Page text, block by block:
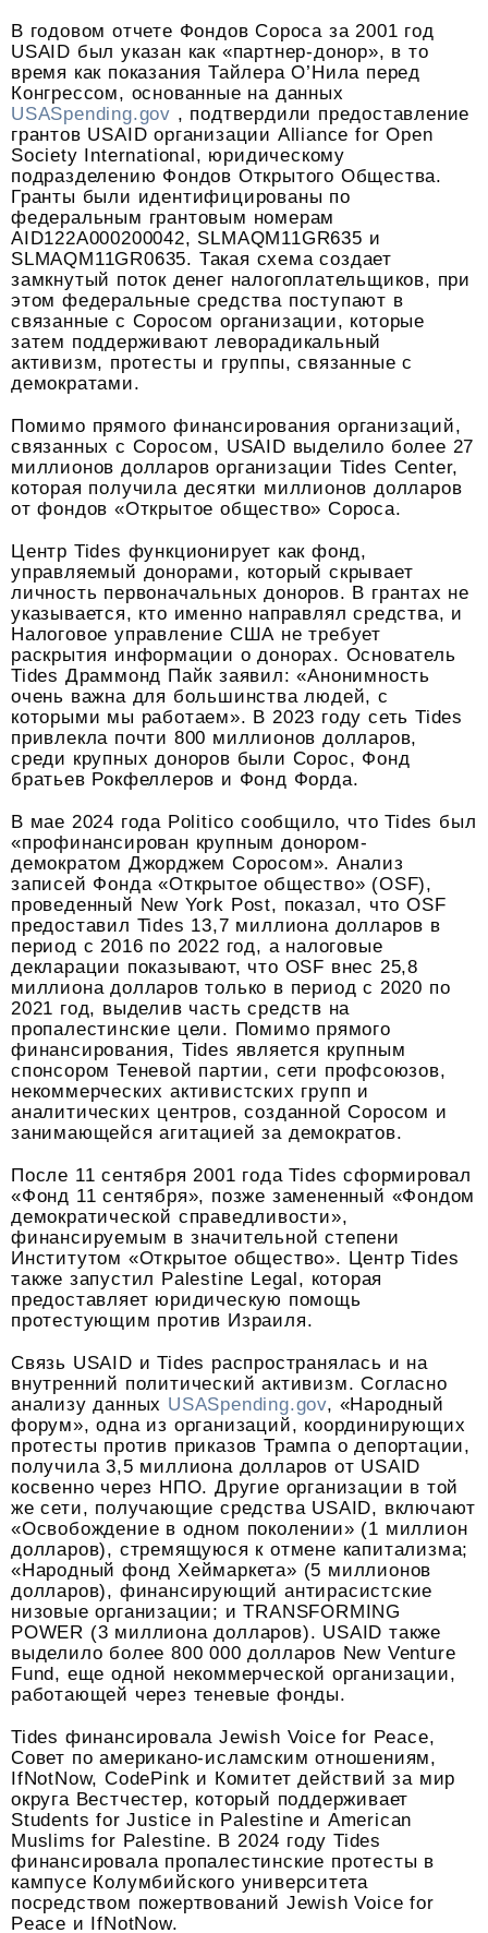
В годовом отчете Фондов Сороса за 2001 год
USAID был указан как «партнер-донор», в то
время как показания Тайлера О’Нила перед
Конгрессом, основанные на данных
USASpending.gov , подтвердили предоставление
грантов USAID организации Alliance for Open
Society International, юридическому
подразделению Фондов Открытого Общества.
Гранты были идентифицированы по
федеральным грантовым номерам
AID122A000200042, SLMAQM11GR635 и
SLMAQM11GR0635. Такая схема создает
замкнутый поток денег налогоплательщиков, при
этом федеральные средства поступают в
связанные с Соросом организации, которые
затем поддерживают леворадикальный
активизм, протесты и группы, связанные с
демократами.
Помимо прямого финансирования организаций,
связанных с Соросом, USAID выделило более 27
миллионов долларов организации Tides Center,
которая получила десятки миллионов долларов
от фондов «Открытое общество» Сороса.
Центр Tides функционирует как фонд,
управляемый донорами, который скрывает
личность первоначальных доноров. В грантах не
указывается, кто именно направлял средства, и
Налоговое управление США не требует
раскрытия информации о донорах. Основатель
Tides Драммонд Пайк заявил: «Анонимность
очень важна для большинства людей, с
которыми мы работаем». В 2023 году сеть Tides
привлекла почти 800 миллионов долларов,
среди крупных доноров были Сорос, Фонд
братьев Рокфеллеров и Фонд Форда.
В мае 2024 года Politico сообщило, что Tides был
«профинансирован крупным донором-
демократом Джорджем Соросом». Анализ
записей Фонда «Открытое общество» (OSF),
проведенный New York Post, показал, что OSF
предоставил Tides 13,7 миллиона долларов в
период с 2016 по 2022 год, а налоговые
декларации показывают, что OSF внес 25,8
миллиона долларов только в период с 2020 по
2021 год, выделив часть средств на
пропалестинские цели. Помимо прямого
финансирования, Tides является крупным
спонсором Теневой партии, сети профсоюзов,
некоммерческих активистских групп и
аналитических центров, созданной Соросом и
занимающейся агитацией за демократов.
После 11 сентября 2001 года Tides сформировал
«Фонд 11 сентября», позже замененный «Фондом
демократической справедливости»,
финансируемым в значительной степени
Институтом «Открытое общество». Центр Tides
также запустил Palestine Legal, которая
предоставляет юридическую помощь
протестующим против Израиля.
Связь USAID и Tides распространялась и на
внутренний политический активизм. Согласно
анализу данных USASpending.gov, «Народный
форум», одна из организаций, координирующих
протесты против приказов Трампа о депортации,
получила 3,5 миллиона долларов от USAID
косвенно через НПО. Другие организации в той
же сети, получающие средства USAID, включают
«Освобождение в одном поколении» (1 миллион
долларов), стремящуюся к отмене капитализма;
«Народный фонд Хеймаркета» (5 миллионов
долларов), финансирующий антирасистские
низовые организации; и TRANSFORMING
POWER (3 миллиона долларов). USAID также
выделило более 800 000 долларов New Venture
Fund, еще одной некоммерческой организации,
работающей через теневые фонды.
Tides финансировала Jewish Voice for Peace,
Совет по американо-исламским отношениям,
IfNotNow, CodePink и Комитет действий за мир
округа Вестчестер, который поддерживает
Students for Justice in Palestine и American
Muslims for Palestine. В 2024 году Tides
финансировала пропалестинские протесты в
кампусе Колумбийского университета
посредством пожертвований Jewish Voice for
Peace и IfNotNow.